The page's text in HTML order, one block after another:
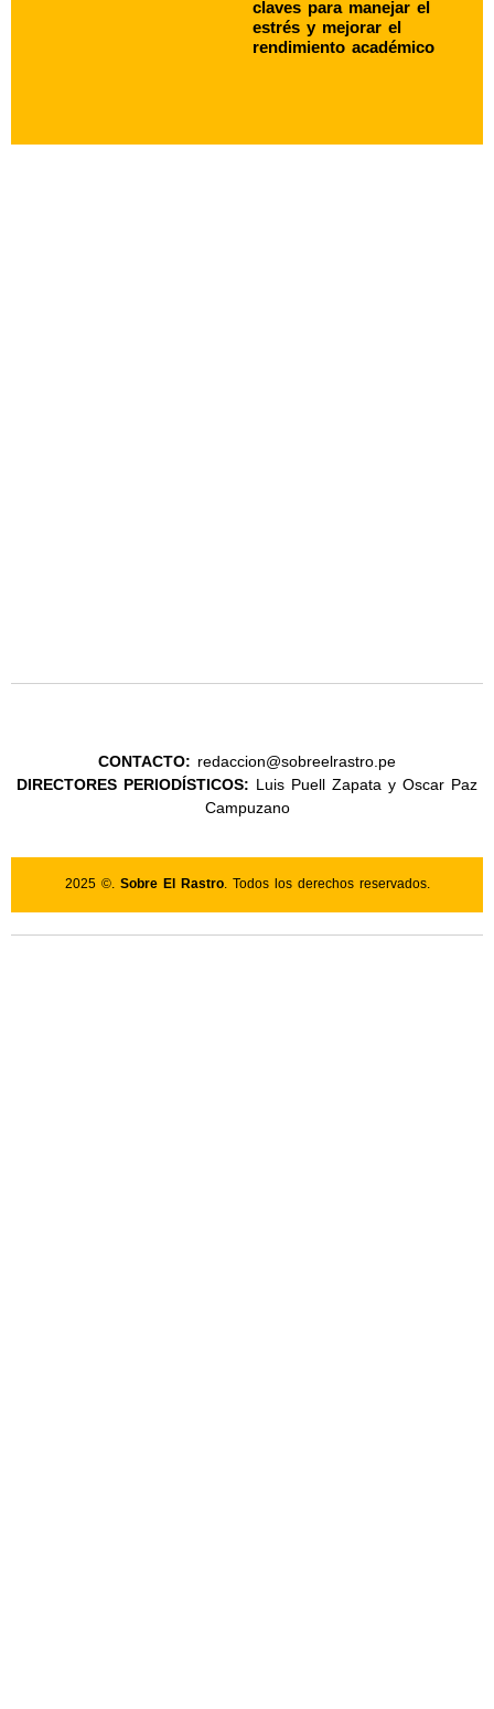
claves para manejar el
estrés y mejorar el
rendimiento académico
CONTACTO: redaccion@sobreelrastro.pe
DIRECTORES PERIODÍSTICOS: Luis Puell Zapata y Oscar Paz
Campuzano
2025 ©. Sobre El Rastro. Todos los derechos reservados.